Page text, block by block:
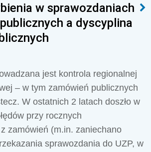
w sprawozdaniach
a dyscyplina
jest kontrola regionalnej
– w tym zamówień publicznych
W ostatnich 2 latach doszło w
przy rocznych
zamówień (m.in. zaniechano
sprawozdania do UZP, w